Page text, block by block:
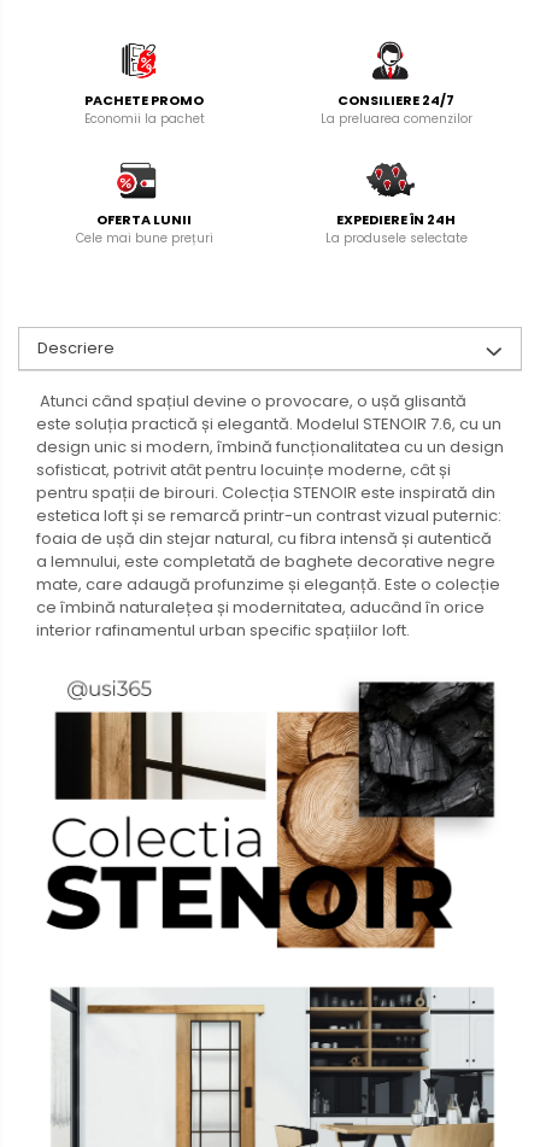
PACHETE PROMO
Economii la pachet
CONSILIERE 24/7
La preluarea comenzilor
OFERTA LUNII
Cele mai bune prețuri
EXPEDIERE ÎN 24H
La produsele selectate
Descriere
Atunci când spațiul devine o provocare, o ușă glisantă
este soluția practică și elegantă. Modelul STENOIR 7.6, cu un
design unic si modern, îmbină funcționalitatea cu un design
sofisticat, potrivit atât pentru locuințe moderne, cât și
pentru spații de birouri. Colecția STENOIR este inspirată din
estetica loft și se remarcă printr-un contrast vizual puternic:
foaia de ușă din stejar natural, cu fibra intensă și autentică
a lemnului, este completată de baghete decorative negre
mate, care adaugă profunzime și eleganță. Este o colecție
ce îmbină naturalețea și modernitatea, aducând în orice
interior rafinamentul urban specific spațiilor loft.